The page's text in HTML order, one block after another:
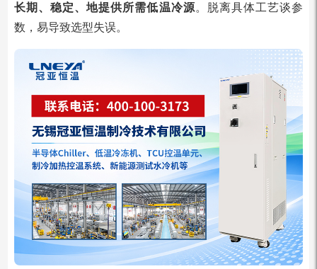
长期、稳定、地提供所需低温冷源。脱离具体工艺谈参
数，易导致选型失误。